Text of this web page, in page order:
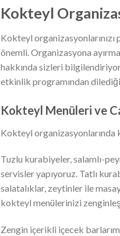
Kokteyl
Kokteyl
önemli. Organizasyona
hakkında sizleri
etkinlik programından
Kokteyl Menüleri ve
Kokteyl
Tuzlu kurabiyeler, salamlı-
servisler yapıyoruz. Tatlı
salatalıklar, zeytinler ile
kokteyl menülerinizi
Zengin içerikli içecek